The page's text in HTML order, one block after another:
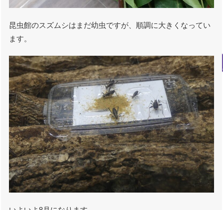
昆虫館のスズムシはまだ幼虫ですが、順調に大きくなってい
ます。